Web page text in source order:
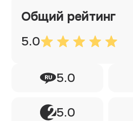
Общий рейтинг
5.0
5.0
5.0